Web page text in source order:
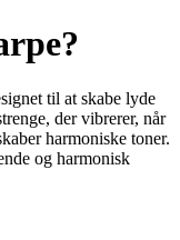
til at skabe lyde
der vibrerer, når
harmoniske toner.
og harmonisk